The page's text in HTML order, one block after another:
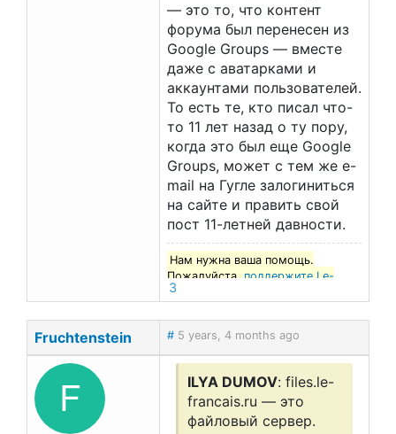
— это то, что контент
форума был перенесен из
Google Groups — вместе
даже с аватарками и
аккаунтами пользователей.
То есть те, кто писал что-
то 11 лет назад о ту пору,
когда это был еще Google
Groups, может с тем же e-
mail на Гугле залогиниться
на сайте и править свой
пост 11-летней давности.
Нам нужна ваша помощь.
Пожалуйста,поддержите Le-
francais.ru
3
Fruchtenstein # 5 years, 4 months ago
F ILYA DUMOV: files.le-
francais.ru — это
файловый сервер.